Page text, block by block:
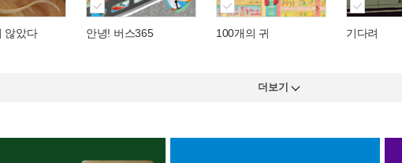
않았다 안녕! 버스365 100개의 귀 기다려
더보기